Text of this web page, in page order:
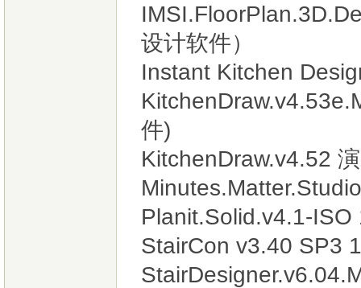
设计软件）
Instant Kitchen
件)
KitchenDraw.v4.52
Planit.Solid.v4.1-ISO
StairCon v3.40 SP3